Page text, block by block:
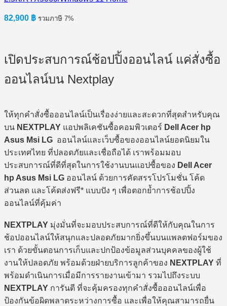
82,900 ฿ รวมภาษี 7%
เปิดประสบการณ์ช้อปปิ้งออนไลน์ แค่สั่งซื้อ
ออนไลน์บน Nextplay
ให้ทุกคำสั่งซื้อออนไลน์เป็นเรื่องง่ายและสะดวกที่สุดสำหรับคุณ
บน NEXTPLAY แอปพลิเคชันซื้อคอมพิวเตอร์ Dell Acer hp
Asus Msi LG ออนไลน์และเว็บซื้อของออนไลน์ยอดนิยมใน
ประเทศไทย ที่ปลอดภัยและเชื่อถือได้ เราพร้อมมอบ
ประสบการณ์ที่ดีที่สุดในการใช้งานบนแอปซื้อของ Dell Acer
hp Asus Msi LG ออนไลน์ ด้วยการคัดสรรโปรโมชั่น โค้ด
ส่วนลด และโค้ดส่งฟรี* แบบปัง ๆ เพื่อตอกย้ำการช้อปปิ้ง
ออนไลน์ที่คุ้มค่า
NEXTPLAY มุ่งมั่นที่จะมอบประสบการณ์ที่ดีให้กับคุณในการ
ช้อปออนไลน์ให้สนุกและปลอดภัยมากยิ่งขึ้นบนแพลตฟอร์มของ
เรา ด้วยขั้นตอนการเก็บและปกป้องข้อมูลส่วนบุคคลของผู้ใช้
งานให้ปลอดภัย พร้อมด้วยฝ่ายบริการลูกค้าของ NEXTPLAY ที่
พร้อมดำเนินการเมื่อมีการรายงานเข้ามา รวมไปถึงระบบ
NEXTPLAY การันตี ที่จะคุ้มครองทุกคำสั่งซื้อออนไลน์เพื่อ
ป้องกันข้อผิดพลาดระหว่างการซื้อ และเพื่อให้คุณสามารถยื่น